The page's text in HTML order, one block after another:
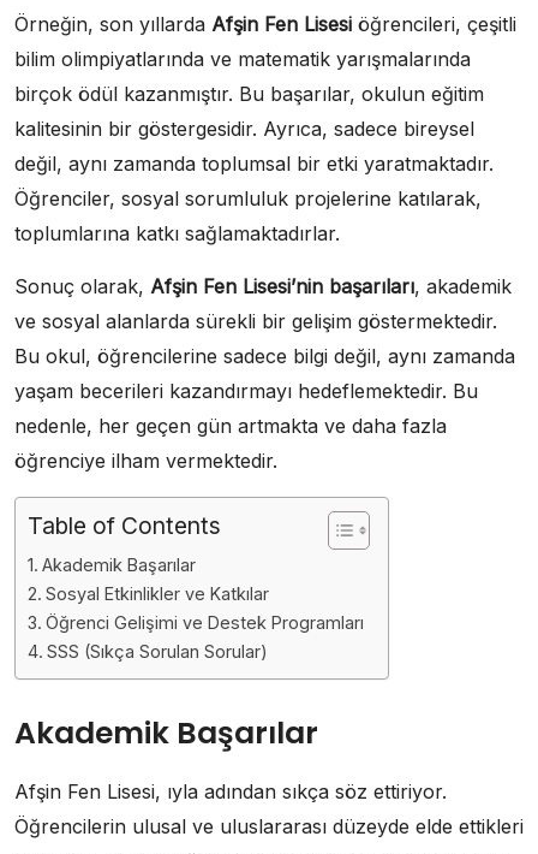
Örneğin, son yıllarda Afşin Fen Lisesi öğrencileri, çeşitli
bilim olimpiyatlarında ve matematik yarışmalarında
birçok ödül kazanmıştır. Bu başarılar, okulun eğitim
kalitesinin bir göstergesidir. Ayrıca, sadece bireysel
değil, aynı zamanda toplumsal bir etki yaratmaktadır.
Öğrenciler, sosyal sorumluluk projelerine katılarak,
toplumlarına katkı sağlamaktadırlar.
Sonuç olarak, Afşin Fen Lisesi’nin başarıları, akademik
ve sosyal alanlarda sürekli bir gelişim göstermektedir.
Bu okul, öğrencilerine sadece bilgi değil, aynı zamanda
yaşam becerileri kazandırmayı hedeflemektedir. Bu
nedenle, her geçen gün artmakta ve daha fazla
öğrenciye ilham vermektedir.
Table of Contents
Akademik Başarılar
Sosyal Etkinlikler ve Katkılar
Öğrenci Gelişimi ve Destek Programları
SSS (Sıkça Sorulan Sorular)
Akademik Başarılar
Afşin Fen Lisesi, ıyla adından sıkça söz ettiriyor.
Öğrencilerin ulusal ve uluslararası düzeyde elde ettikleri